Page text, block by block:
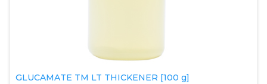
GLUCAMATE TM LT THICKENER [100 g]